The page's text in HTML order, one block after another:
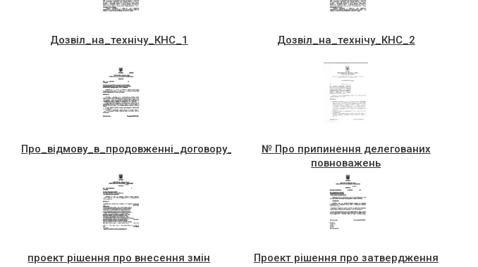
Дозвiл_на_технiчу_КНС_1 Дозвiл_на_технiчу_КНС_2
Про_вiдмову_в_продовженнi_договору_оренди_Торгпреса№ Про припинення делегованих
повноважень
проект рішення про внесення змін
Проект рішення про затвердження